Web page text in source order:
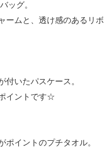
ッグ。
ームと、透け感のあるリボ
付いたパスケース。
イントです☆
ポイントのプチタオル。